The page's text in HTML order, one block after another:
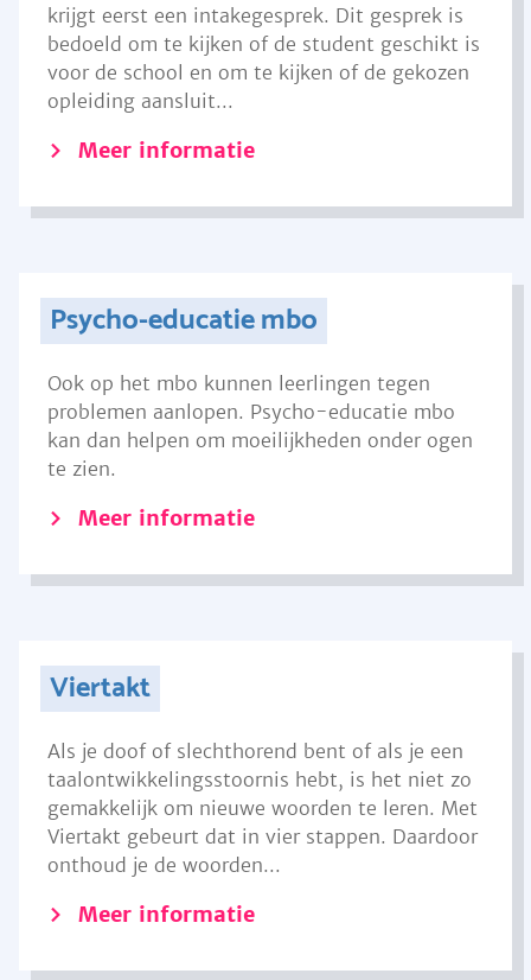
krijgt eerst een intakegesprek. Dit gesprek is
bedoeld om te kijken of de student geschikt is
voor de school en om te kijken of de gekozen
opleiding aansluit...
Meer informatie
Psycho-educatie mbo
Ook op het mbo kunnen leerlingen tegen
problemen aanlopen. Psycho-educatie mbo
kan dan helpen om moeilijkheden onder ogen
te zien.
Meer informatie
Viertakt
Als je doof of slechthorend bent of als je een
taalontwikkelingsstoornis hebt, is het niet zo
gemakkelijk om nieuwe woorden te leren. Met
Viertakt gebeurt dat in vier stappen. Daardoor
onthoud je de woorden...
Meer informatie